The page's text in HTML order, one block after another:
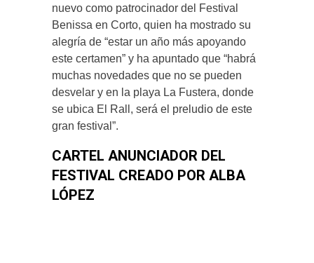
nuevo como patrocinador del Festival
Benissa en Corto, quien ha mostrado su
alegría de “estar un año más apoyando
este certamen” y ha apuntado que “habrá
muchas novedades que no se pueden
desvelar y en la playa La Fustera, donde
se ubica El Rall, será el preludio de este
gran festival”.
CARTEL ANUNCIADOR DEL
FESTIVAL CREADO POR ALBA
LÓPEZ